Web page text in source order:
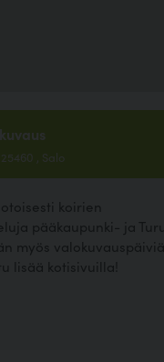
, Salo
koirien
pääkaupunki- ja
myös
lisää kotisivuilla!